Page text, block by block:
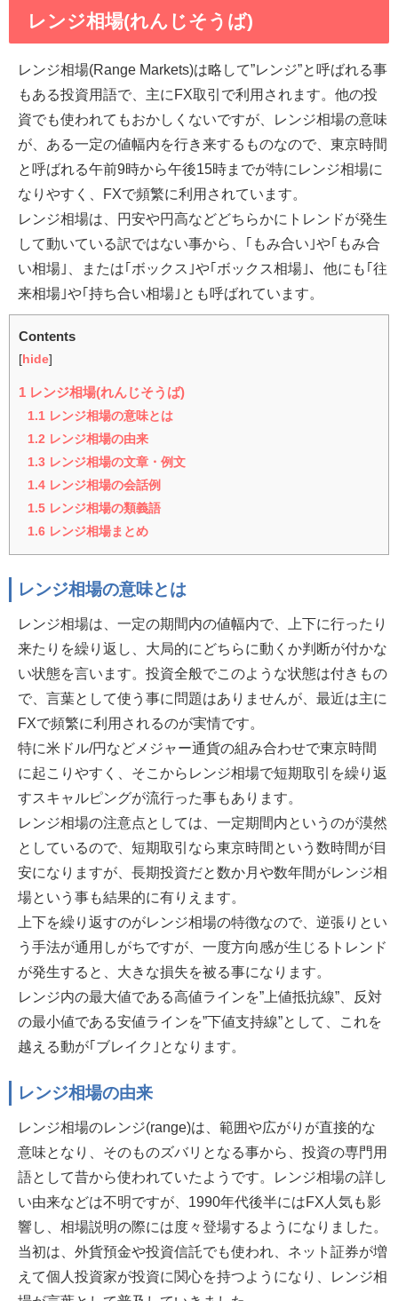
レンジ相場(れんじそうば)
レンジ相場(Range Markets)は略して”レンジ”と呼ばれる事
もある投資用語で、主にFX取引で利用されます。他の投
資でも使われてもおかしくないですが、レンジ相場の意味
が、ある一定の値幅内を行き来するものなので、東京時間
と呼ばれる午前9時から午後15時までが特にレンジ相場に
なりやすく、FXで頻繁に利用されています。
レンジ相場は、円安や円高などどちらかにトレンドが発生
して動いている訳ではない事から、｢もみ合い｣や｢もみ合
い相場｣、または｢ボックス｣や｢ボックス相場｣、他にも｢往
来相場｣や｢持ち合い相場｣とも呼ばれています。
Contents
[ hide]
1 レンジ相場(れんじそうば)
1.1 レンジ相場の意味とは
1.2 レンジ相場の由来
1.3 レンジ相場の文章・例文
1.4 レンジ相場の会話例
1.5 レンジ相場の類義語
1.6 レンジ相場まとめ
レンジ相場の意味とは
レンジ相場は、一定の期間内の値幅内で、上下に行ったり
来たりを繰り返し、大局的にどちらに動くか判断が付かな
い状態を言います。投資全般でこのような状態は付きもの
で、言葉として使う事に問題はありませんが、最近は主に
FXで頻繁に利用されるのが実情です。
特に米ドル/円などメジャー通貨の組み合わせで東京時間
に起こりやすく、そこからレンジ相場で短期取引を繰り返
すスキャルピングが流行った事もあります。
レンジ相場の注意点としては、一定期間内というのが漠然
としているので、短期取引なら東京時間という数時間が目
安になりますが、長期投資だと数か月や数年間がレンジ相
場という事も結果的に有りえます。
上下を繰り返すのがレンジ相場の特徴なので、逆張りとい
う手法が通用しがちですが、一度方向感が生じるトレンド
が発生すると、大きな損失を被る事になります。
レンジ内の最大値である高値ラインを”上値抵抗線”、反対
の最小値である安値ラインを”下値支持線”として、これを
越える動が｢ブレイク｣となります。
レンジ相場の由来
レンジ相場のレンジ(range)は、範囲や広がりが直接的な
意味となり、そのものズバリとなる事から、投資の専門用
語として昔から使われていたようです。レンジ相場の詳し
い由来などは不明ですが、1990年代後半にはFX人気も影
響し、相場説明の際には度々登場するようになりました。
当初は、外貨預金や投資信託でも使われ、ネット証券が増
えて個人投資家が投資に関心を持つようになり、レンジ相